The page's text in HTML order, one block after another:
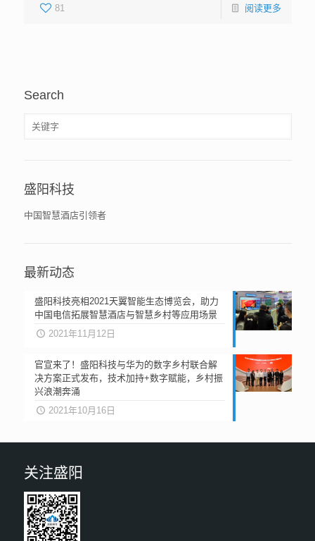
81 阅读更多
Search
盛阳科技
中国智慧酒店引领者
最新动态
盛阳科技亮相2021天翼智能生态博览会，助力
中国电信拓展智慧酒店与智慧乡村等应用场景
2021年11月12日
官宣来了！盛阳科技与华为的数字乡村联合解
决方案正式发布，技术加持+数字赋能，乡村振
兴浪潮奔涌
2021年10月16日
关注盛阳